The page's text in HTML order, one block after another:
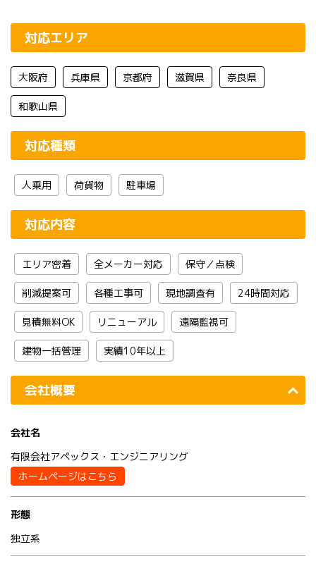
対応エリア
大阪府 兵庫県 京都府 滋賀県 奈良県
和歌山県
対応種類
人乗用 荷貨物 駐車場
対応内容
エリア密着 全メーカー対応 保守／点検
削減提案可 各種工事可 現地調査有 24時間対応
見積無料OK リニューアル 遠隔監視可
建物一括管理 実績10年以上
会社概要
会社名
有限会社アペックス・エンジニアリング
ホームページはこちら
形態
独立系